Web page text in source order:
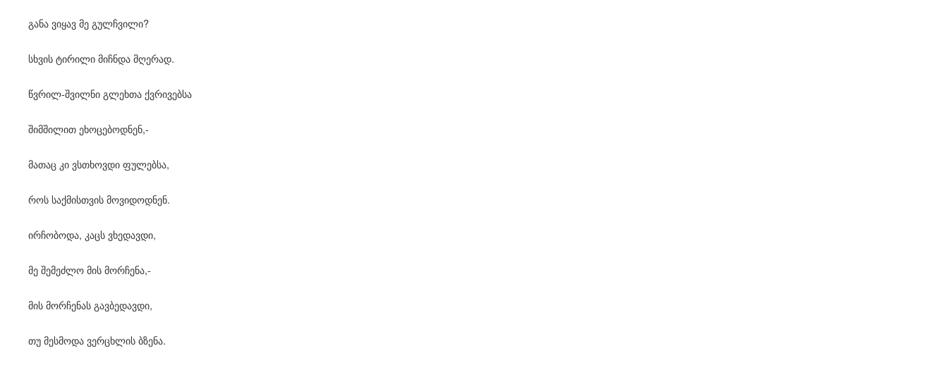
განა ვიყავ მე გულჩვილი?
სხვის ტირილი მიჩნდა მღერად.
წვრილ-შვილნი გლეხთა ქვრივებსა
შიმშილით ეხოცებოდნენ,-
მათაც კი ვსთხოვდი ფულებსა,
როს საქმისთვის მოვიდოდნენ.
ირჩობოდა, კაცს ვხედავდი,
მე შემეძლო მის მორჩენა,-
მის მორჩენას გავბედავდი,
თუ მესმოდა ვერცხლის ბზენა.